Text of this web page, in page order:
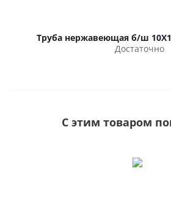
Труба нержавеющая б/ш
Достаточно
С этим товаром